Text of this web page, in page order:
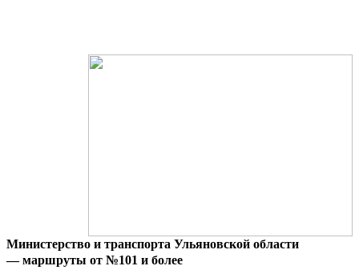
Министерство и транспорта Ульяновской области
— маршруты от №101 и более